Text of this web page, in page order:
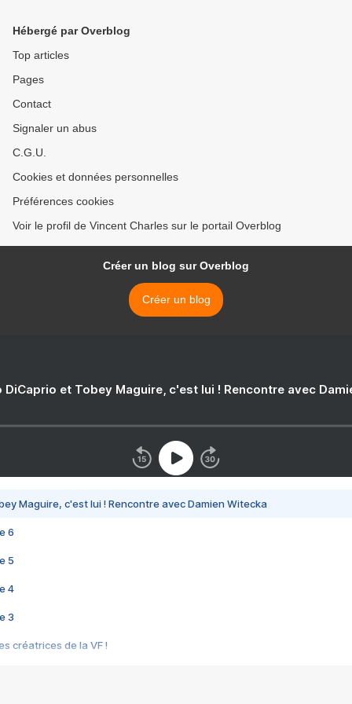
Hébergé par Overblog
Top articles
Pages
Contact
Signaler un abus
C.G.U.
Cookies et données personnelles
Préférences cookies
Voir le profil de Vincent Charles sur le portail Overblog
Créer un blog sur Overblog
Créer un blog
DiCaprio et Tobey Maguire, c'est lui ! Rencontre avec
Maguire, c'est lui ! Rencontre avec Damien Witecka
6
5
4
3
créatrices de la VF !